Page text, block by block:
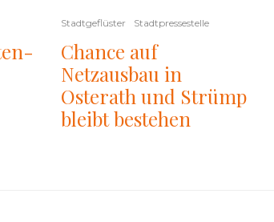
Stadtgeflüster Stadtpressestelle
Chance auf
Netzausbau in
Osterath und Strümp
bleibt bestehen